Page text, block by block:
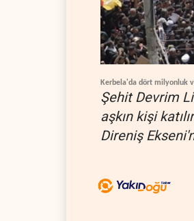
Kerbela'da dört milyonluk
Şehit Devrim
aşkın kişi
Direniş